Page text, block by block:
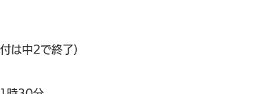
は中2で終了）